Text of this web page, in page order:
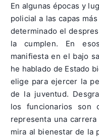
En algunas épocas y
policial a las capas
determinado el
la cumplen. En
manifiesta en el bajo
he hablado de Estado
elige para ejercer la
de la juventud.
los funcionarios son
representa una
mira al bienestar de la